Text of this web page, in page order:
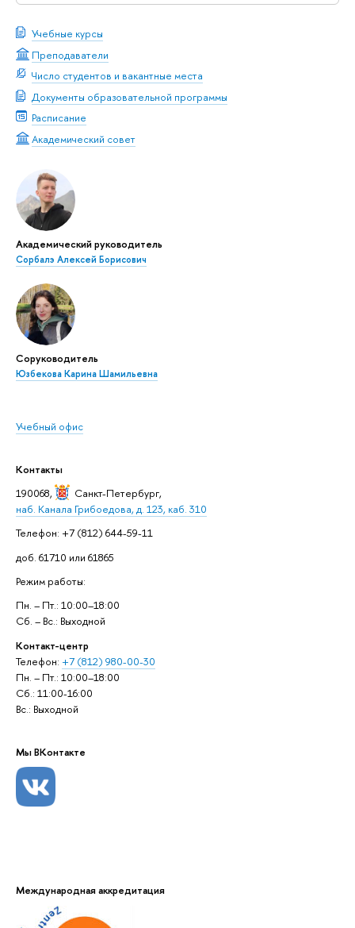
Учебные курсы
Преподаватели
Число студентов и вакантные места
Документы образовательной программы
Расписание
Академический совет
Академический руководитель
Сорбалэ Алексей Борисович
Соруководитель
Юзбекова Карина Шамильевна
Учебный офис
Контакты
190068,
Санкт-Петербург,
наб. Канала Грибоедова, д. 123, каб. 310
Телефон: +7 (812) 644-59-11
доб. 61710 или 61865
Режим работы:
Пн. – Пт.: 10:00–18:00
Сб. – Вс.: Выходной
Контакт-центр
Телефон: +7 (812) 980-00-30
Пн. – Пт.: 10:00–18:00
Сб.: 11:00-16:00
Вс.: Выходной
Мы ВКонтакте
Международная аккредитация